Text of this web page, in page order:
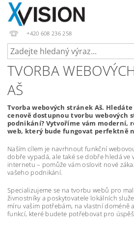
+420 608 236 258
TVORBA
AŠ
Tvorba webových stránek Aš.
cenově dostupnou tvorbu webových
podnikání? Vytvoříme vám moderní,
web, který bude fungovat perfektně
Naším cílem je navrhnout funkční
dobře vypadá, ale také se dobře hledá ve
internetu – pomůže vám oslovit nové
vašeho podnikání.
Specializujeme se na tvorbu webů pro
živnostníky a poskytovatele lokálních
míru vašim potřebám, na vlastní doméně
funkcí, které budete potřebovat pro